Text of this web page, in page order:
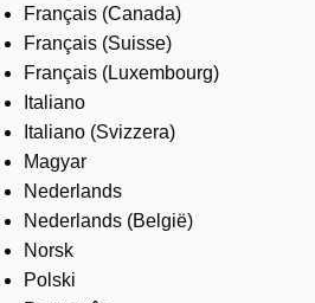
Français (Canada)
Français (Suisse)
Français (Luxembourg)
Italiano
Italiano (Svizzera)
Magyar
Nederlands
Nederlands (België)
Norsk
Polski